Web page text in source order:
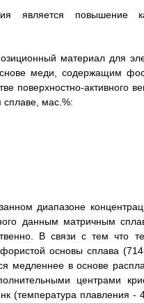
является повышение
материал для
меди, содержащим
поверхностно-активного
мас.%:
диапазоне
данным матричным
В связи с тем что
основы сплава
медленнее в основе
центрами
(температура плавления -